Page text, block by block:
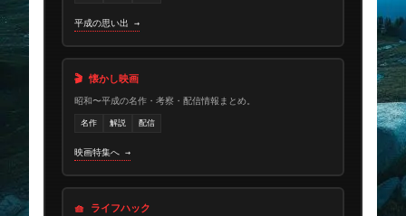
平成の思い出 →
🎬 懐かし映画
昭和〜平成の名作・考察・配信情報まとめ。
名作 解説 配信
映画特集へ →
🧺 ライフハック